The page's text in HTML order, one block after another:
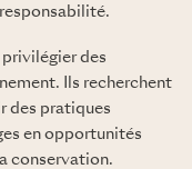
des
Ils recherchent
des pratiques
en opportunités
conservation.